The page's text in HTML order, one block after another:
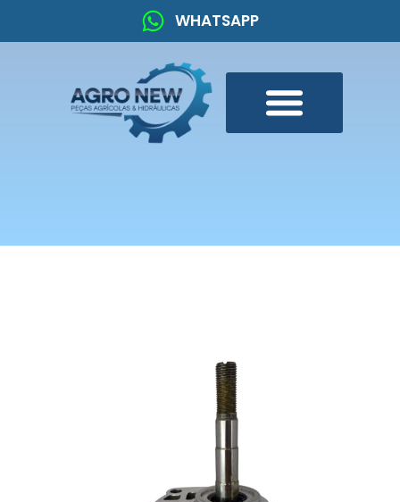
WHATSAPP